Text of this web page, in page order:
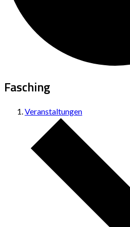
Fasching
Veranstaltungen